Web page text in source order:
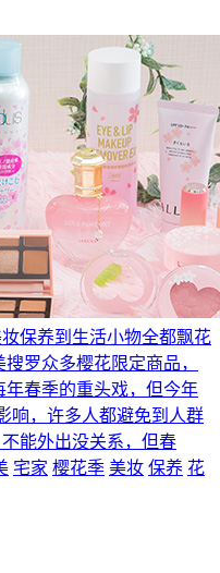
保养到生活小物全都飘花
罗众多樱花限定商品，
春季的重头戏，但今年
响，许多人都避免到人群
能外出没关系，但春
宅家 樱花季 美妆 保养 花